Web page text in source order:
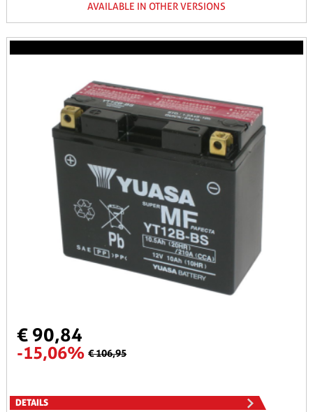
AVAILABLE IN OTHER VERSIONS
€ 90,84
-15,06% € 106,95
DETAILS